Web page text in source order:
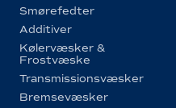
Smørefedter
Additiver
Kølervæsker &
Frostvæske
Transmissionsvæsker
Bremsevæsker